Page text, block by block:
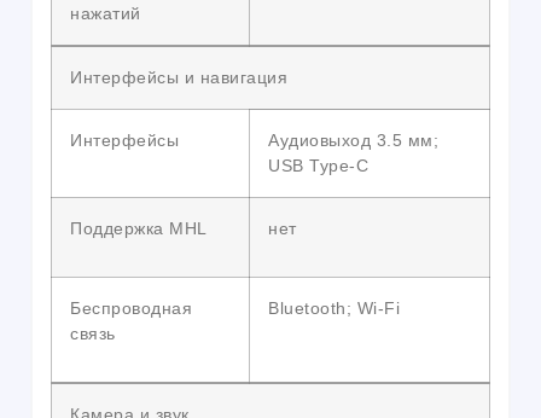
нажатий
Интерфейсы и навигация
Интерфейсы
Аудиовыход 3.5 мм;
USB Type-C
Поддержка MHL нет
Беспроводная
связь
Bluetooth; Wi-Fi